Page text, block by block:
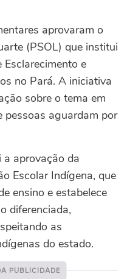
aprovaram o
(PSOL) que institui
Esclarecimento e
no Pará. A iniciativa
sobre o tema em
pessoas aguardam por
aprovação da
Escolar Indígena, que
ensino e estabelece
diferenciada,
as
do estado.